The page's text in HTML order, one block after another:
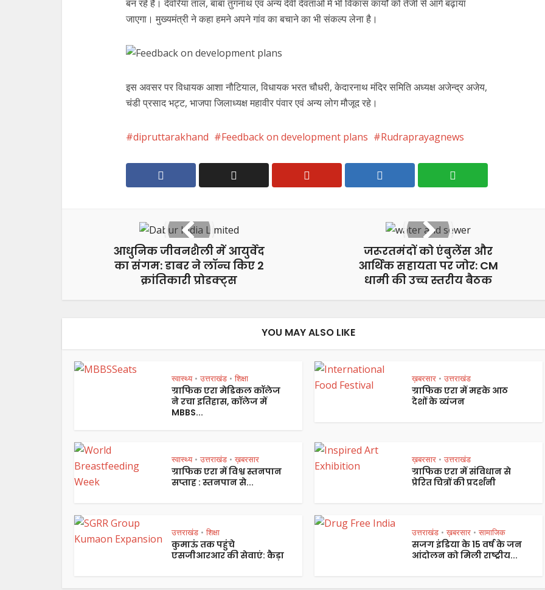
बन रहे हैं। देवरिया ताल, बाबा तुंगनाथ एवं अन्य देवी देवताओं में भी विकास कार्यों को तेजी से आगे बढ़ाया
जाएगा। मुख्यमंत्री ने कहा हमने अपने गांव का बचाने का भी संकल्प लेना है।
इस अवसर पर विधायक आशा नौटियाल, विधायक भरत चौधरी, केदारनाथ मंदिर समिति अध्यक्ष अजेन्द्र अजेय,
चंडी प्रसाद भट्ट, भाजपा जिलाध्यक्ष महावीर पंवार एवं अन्य लोग मौजूद रहे।
dipruttarakhand Feedback on development plans Rudraprayagnews
आधुनिक जीवनशैली में आयुर्वेद
का संगम: डाबर ने लॉन्च किए 2
क्रांतिकारी प्रोडक्ट्स
जरूरतमंदों को एंबुलेंस और
आर्थिक सहायता पर जोर: CM
धामी की उच्च स्तरीय बैठक
YOU MAY ALSO LIKE
स्वास्थ्य • उत्तराखंड • शिक्षा
ग्राफिक एरा मेडिकल कॉलेज
ने रचा इतिहास, कॉलेज में
MBBS...
ख़बरसार • उत्तराखंड
ग्राफिक एरा में महके आठ
देशों के व्यंजन
स्वास्थ्य • उत्तराखंड • ख़बरसार
ग्राफिक एरा में विश्व स्तनपान
सप्ताह : स्तनपान से...
ख़बरसार • उत्तराखंड
ग्राफिक एरा में संविधान से
प्रेरित चित्रों की प्रदर्शनी
उत्तराखंड • शिक्षा
कुमाऊं तक पहुंचे
एसजीआरआर की सेवाएं: कैड़ा
उत्तराखंड • ख़बरसार • सामाजिक
सजग इंडिया के 15 वर्ष के जन
आंदोलन को मिली राष्ट्रीय...